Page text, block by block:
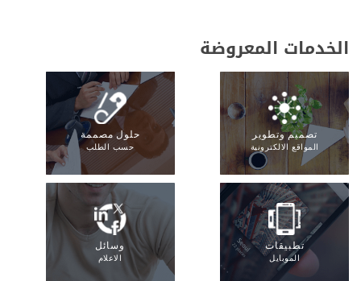
الخدمات المعروضة
تصميم وتطوير
المواقع الالكترونية
حلول مصممة
حسب الطلب
تطبيقات
الموبايل
وسائل
الاعلام